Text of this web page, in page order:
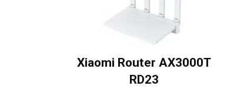
Xiaomi Router AX3000T
RD23